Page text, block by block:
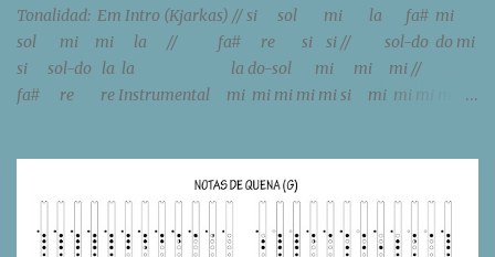
Tonalidad: Em Intro (Kjarkas) // si sol mi la fa# mi
sol mi mi la // fa# re si si // sol-do do mi
si sol-do la la la do-sol mi mi mi //
fa# re re Instrumental mi mi mi mi mi si mi mi mi mi mi